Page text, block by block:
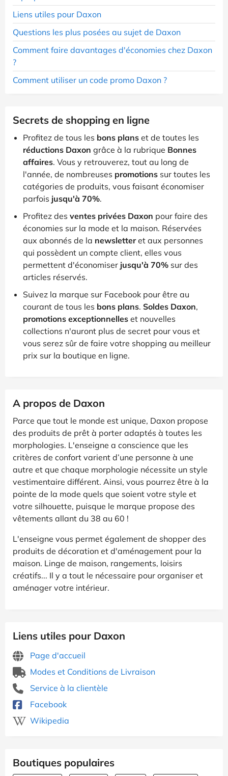
Liens utiles pour Daxon
Questions les plus posées au sujet de Daxon
Comment faire davantages d'économies chez Daxon
?
Comment utiliser un code promo Daxon ?
Secrets de shopping en ligne
Profitez de tous les bons plans et de toutes les
réductions Daxon grâce à la rubrique Bonnes
affaires. Vous y retrouverez, tout au long de
l'année, de nombreuses promotions sur toutes les
catégories de produits, vous faisant économiser
parfois jusqu'à 70%.
Profitez des ventes privées Daxon pour faire des
économies sur la mode et la maison. Réservées
aux abonnés de la newsletteret aux personnes
qui possèdent un compte client, elles vous
permettent d'économiser jusqu'à 70% sur des
articles réservés.
Suivez la marque sur Facebook pour être au
courant de tous les bons plans. Soldes Daxon,
promotions exceptionnelles et nouvelles
collections n'auront plus de secret pour vous et
vous serez sûr de faire votre shopping au meilleur
prix sur la boutique en ligne.
A propos de Daxon
Parce que tout le monde est unique, Daxon propose
des produits de prêt à porter adaptés à toutes les
morphologies. L'enseigne a conscience que les
critères de confort varient d’une personne à une
autre et que chaque morphologie nécessite un style
vestimentaire différent. Ainsi, vous pourrez être à la
pointe de la mode quels que soient votre style et
votre silhouette, puisque le marque propose des
vêtements allant du 38 au 60 !
L'enseigne vous permet également de shopper des
produits de décoration et d'aménagement pour la
maison. Linge de maison, rangements, loisirs
créatifs... Il y a tout le nécessaire pour organiser et
aménager votre intérieur.
Liens utiles pour Daxon
Page d'accueil
Modes et Conditions de Livraison
Service à la clientèle
Facebook
Wikipedia
Boutiques populaires